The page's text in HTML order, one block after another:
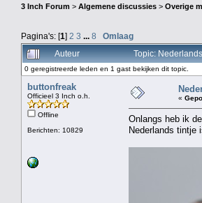
3 Inch Forum > Algemene discussies > Overige
Pagina's: [1] 2 3 ... 8
Omlaag
Auteur
Topic:
0 geregistreerde leden en 1 gast bekijken dit topic.
buttonfreak
Officieel 3 Inch o.h.
Offline
Berichten: 10829
«
Onlangs heb ik
Nederlands tintje